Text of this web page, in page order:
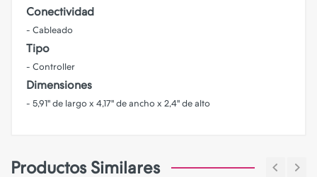
Conectividad
- Cableado
Tipo
- Controller
Dimensiones
- 5,91" de largo x 4,17" de ancho x 2,4" de alto
Productos Similares